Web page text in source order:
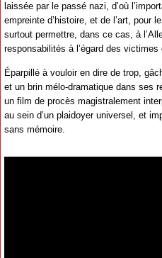
laissée par le passé nazi, d’où
empreinte d’histoire, et de l’art, pour
surtout permettre, dans ce cas, à
responsabilités à l’égard des
Éparpillé à vouloir en dire de trop,
et un brin mélo-dramatique dans ses
un film de procès magistralement
au sein d’un plaidoyer universel, et
sans mémoire.